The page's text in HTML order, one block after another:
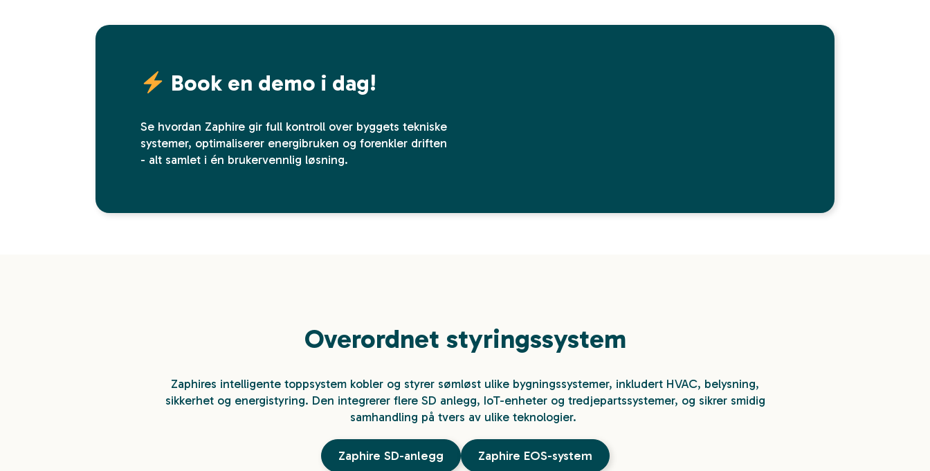
Book en demo i dag!
Se hvordan Zaphire gir full kontroll over byggets tekniske
systemer, optimaliserer energibruken og forenkler driften
- alt samlet i én brukervennlig løsning.
Overordnet styringssystem
Zaphires intelligente toppsystem kobler og styrer sømløst ulike bygningssystemer, inkludert HVAC, belysning,
sikkerhet og energistyring. Den integrerer flere SD anlegg, IoT-enheter og tredjepartssystemer, og sikrer smidig
samhandling på tvers av ulike teknologier.
Zaphire SD-anlegg Zaphire EOS-system